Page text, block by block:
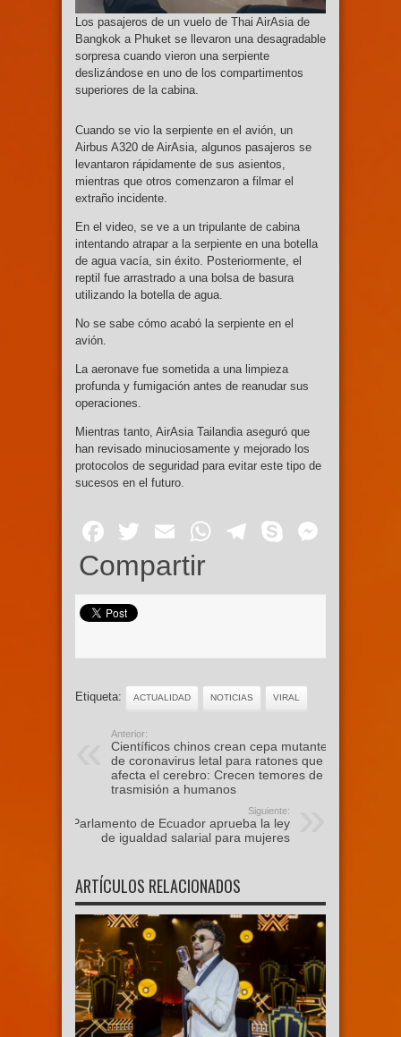
Los pasajeros de un vuelo de Thai AirAsia de
Bangkok a Phuket se llevaron una desagradable
sorpresa cuando vieron una serpiente
deslizándose en uno de los compartimentos
superiores de la cabina.
Cuando se vio la serpiente en el avión, un
Airbus A320 de AirAsia, algunos pasajeros se
levantaron rápidamente de sus asientos,
mientras que otros comenzaron a filmar el
extraño incidente.
En el video, se ve a un tripulante de cabina
intentando atrapar a la serpiente en una botella
de agua vacía, sin éxito. Posteriormente, el
reptil fue arrastrado a una bolsa de basura
utilizando la botella de agua.
No se sabe cómo acabó la serpiente en el
avión.
La aeronave fue sometida a una limpieza
profunda y fumigación antes de reanudar sus
operaciones.
Mientras tanto, AirAsia Tailandia aseguró que
han revisado minuciosamente y mejorado los
protocolos de seguridad para evitar este tipo de
sucesos en el futuro.
Facebook
Twitter
EmailWhatsApp
Telegram
Skype
Compartir
Etiqueta: ACTUALIDAD NOTICIAS VIRAL
Anterior:
Científicos chinos crean cepa mutante
de coronavirus letal para ratones que
afecta el cerebro: Crecen temores de
trasmisión a humanos
Siguiente:
Parlamento de Ecuador aprueba la ley
de igualdad salarial para mujeres
ARTÍCULOS RELACIONADOS